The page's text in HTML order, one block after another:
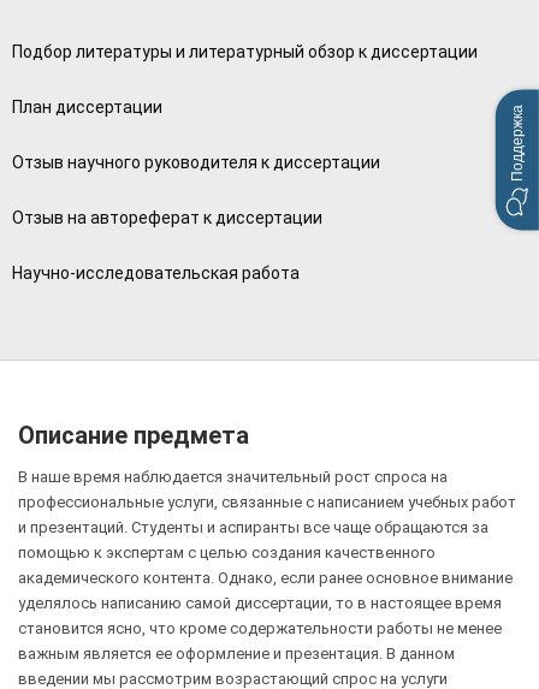
Подбор литературы и литературный обзор к диссертации
План диссертации
Отзыв научного руководителя к диссертации
Отзыв на автореферат к диссертации
Научно-исследовательская работа
Описание предмета
В наше время наблюдается значительный рост спроса на
профессиональные услуги, связанные с написанием учебных работ
и презентаций. Студенты и аспиранты все чаще обращаются за
помощью к экспертам с целью создания качественного
академического контента. Однако, если ранее основное внимание
уделялось написанию самой диссертации, то в настоящее время
становится ясно, что кроме содержательности работы не менее
важным является ее оформление и презентация. В данном
введении мы рассмотрим возрастающий спрос на услуги
Поддержка